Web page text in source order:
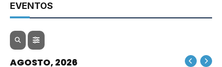
EVENTOS
AGOSTO, 2026